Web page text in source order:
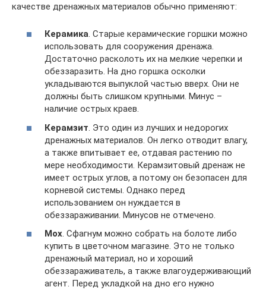
качестве дренажных материалов обычно применяют:
Керамика. Старые керамические горшки можно
использовать для сооружения дренажа.
Достаточно расколоть их на мелкие черепки и
обеззаразить. На дно горшка осколки
укладываются выпуклой частью вверх. Они не
должны быть слишком крупными. Минус –
наличие острых краев.
Керамзит. Это один из лучших и недорогих
дренажных материалов. Он легко отводит влагу,
а также впитывает ее, отдавая растению по
мере необходимости. Керамзитовый дренаж не
имеет острых углов, а потому он безопасен для
корневой системы. Однако перед
использованием он нуждается в
обеззараживании. Минусов не отмечено.
Мох. Сфагнум можно собрать на болоте либо
купить в цветочном магазине. Это не только
дренажный материал, но и хороший
обеззараживатель, а также влагоудерживающий
агент. Перед укладкой на дно его нужно